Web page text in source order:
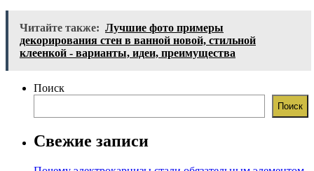
Читайте также: Лучшие фото примеры
декорирования стен в ванной новой, стильной
клеенкой - варианты, идеи, преимущества
Поиск
Поиск
Свежие записи